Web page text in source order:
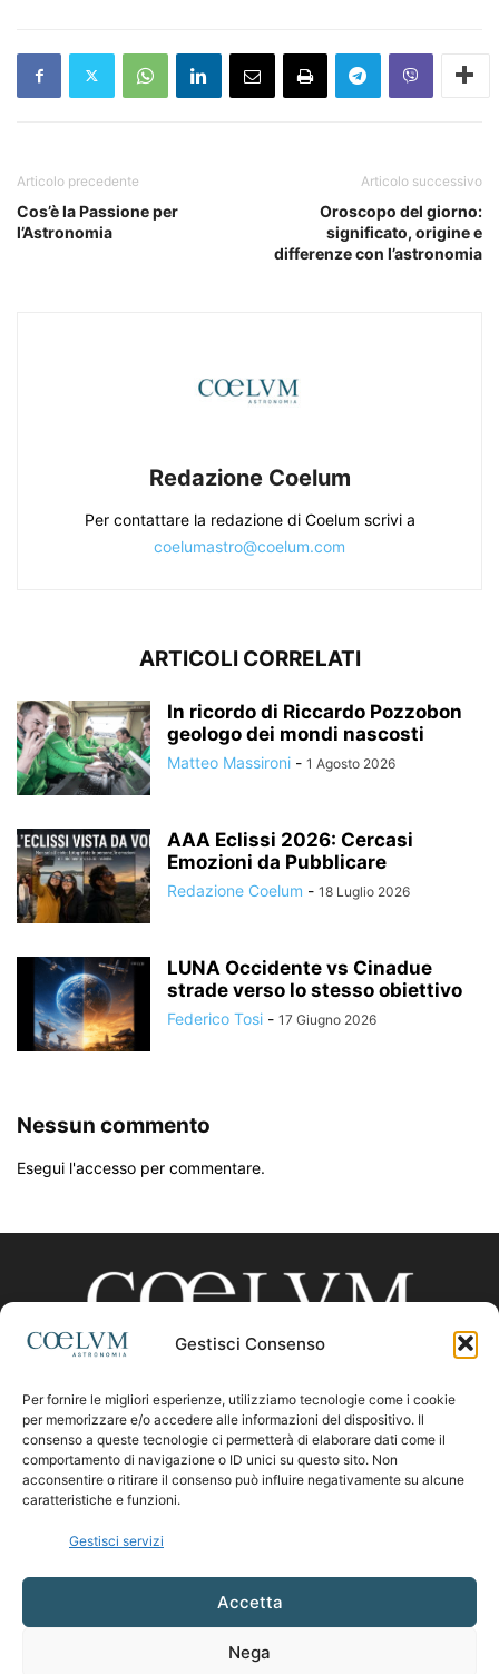
Gestisci Consenso
Per fornire le migliori esperienze, utilizziamo tecnologie come i cookie
per memorizzare e/o accedere alle informazioni del dispositivo. Il
consenso a queste tecnologie ci permetterà di elaborare dati come il
comportamento di navigazione o ID unici su questo sito. Non
acconsentire o ritirare il consenso può influire negativamente su alcune
caratteristiche e funzioni.
Gestisci servizi
Accetta
Nega
Articolo precedente
Cos’è la Passione per
l’Astronomia
Articolo successivo
Oroscopo del giorno:
significato, origine e
differenze con l’astronomia
Redazione Coelum
Per contattare la redazione di Coelum scrivi a
coelumastro@coelum.com
ARTICOLI CORRELATI
In ricordo di Riccardo Pozzobon
geologo dei mondi nascosti
Matteo Massironi - 1 Agosto 2026
AAA Eclissi 2026: Cercasi
Emozioni da Pubblicare
Redazione Coelum - 18 Luglio 2026
LUNA Occidente vs Cinadue
strade verso lo stesso obiettivo
Federico Tosi - 17 Giugno 2026
Nessun commento
Esegui l'accesso per commentare.
CHI SIAMO
Contattaci:coelumastro@coelum.com